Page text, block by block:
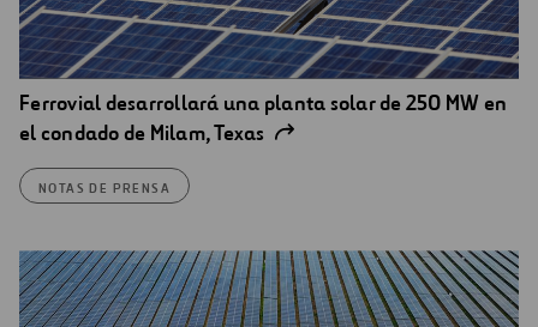
Ferrovial desarrollará una planta solar de 250 MW en
el condado de Milam, Texas
NOTAS DE PRENSA